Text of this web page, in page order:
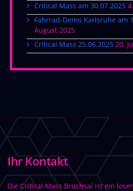
Critical Mass am 30.07.2025
Fahrrad-Demo Karlsruhe am
August 2025
Critical Mass 25.06.2025 20.
Ihr Kontakt
Die Critical Mass Bruchsal ist ein